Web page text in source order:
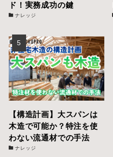
ド！実務成功の鍵
ナレッジ
【構造計画】大スパンは
木造で可能か？特注を使
わない流通材での手法
ナレッジ